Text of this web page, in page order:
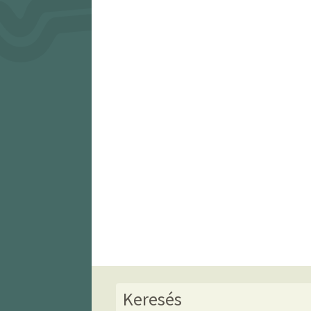
Keresés